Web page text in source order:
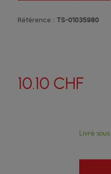
Référence : TS-01035980
10.10 CHF
Livré